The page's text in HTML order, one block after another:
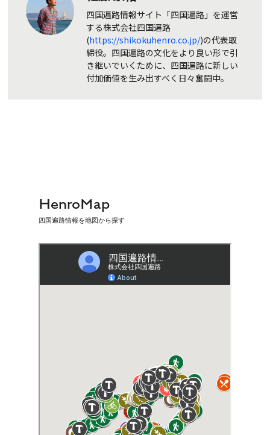
四国遍路情報サイト「四国遍路」を運営
する株式会社四国遍路
(https://shikokuhenro.co.jp/)の代表取
締役。四国遍路の文化をより良い形で引
き継いでいくために、四国遍路に新しい
付加価値を生み出すべく日々奮闘中。
HenroMap
四国遍路情報を地図から探す